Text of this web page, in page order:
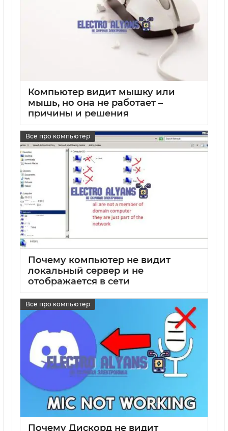
Компьютер видит мышку или
мышь, но она не работает –
причины и решения
Все про компьютер
Почему компьютер не видит
локальный сервер и не
отображается в сети
Все про компьютер
Почему Дискорд не видит